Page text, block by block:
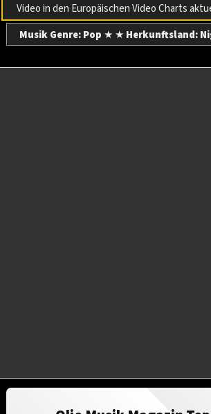
Video in den Europäischen Video Charts
Musik Genre: Pop ★ ★ Herkunftsland: